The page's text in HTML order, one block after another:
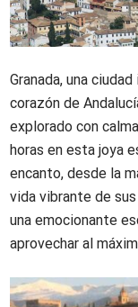
Granada, una
corazón de
explorado con
horas en esta joya
encanto, desde la
vida vibrante de
una emocionante
aprovechar al
Imagen